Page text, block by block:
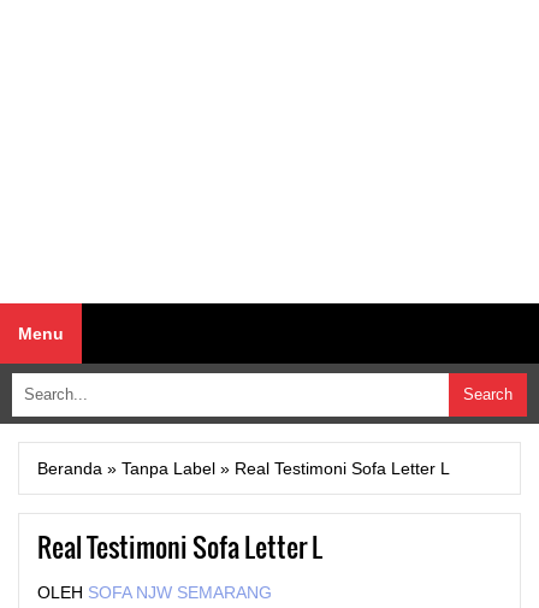
Menu
Beranda » Tanpa Label » Real Testimoni Sofa Letter L
Real Testimoni Sofa Letter L
OLEH SOFA NJW SEMARANG